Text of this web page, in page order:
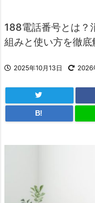
188電話番号とは？
組みと使い方を徹底
2025年10月13日 2026
B!